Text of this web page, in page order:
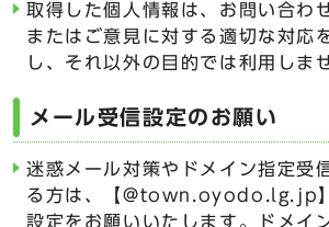
取得した個人情報は、お問い合わ
またはご意見に対する適切な対応
し、それ以外の目的では利用しま
メール受信設定のお願い
迷惑メール対策やドメイン指定受
る方は、【@town.oyodo.lg.jp
設定をお願いいたします。ドメイ